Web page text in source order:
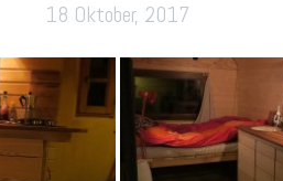
18 Oktober, 2017